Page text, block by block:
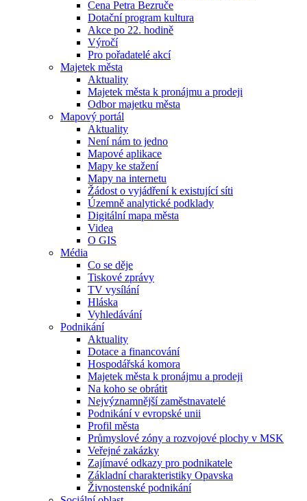
Cena Petra Bezruče
Dotační program kultura
Akce po 22. hodině
Výročí
Pro pořadatelé akcí
Majetek města
Aktuality
Majetek města k pronájmu a prodeji
Odbor majetku města
Mapový portál
Aktuality
Není nám to jedno
Mapové aplikace
Mapy ke stažení
Mapy na internetu
Žádost o vyjádření k existující síti
Územně analytické podklady
Digitální mapa města
Videa
O GIS
Média
Co se děje
Tiskové zprávy
TV vysílání
Hláska
Vyhledávání
Podnikání
Aktuality
Dotace a financování
Hospodářská komora
Majetek města k pronájmu a prodeji
Na koho se obrátit
Nejvýznamnější zaměstnavatelé
Podnikání v evropské unii
Profil města
Průmyslové zóny a rozvojové plochy v MSK
Veřejné zakázky
Zajímavé odkazy pro podnikatele
Základní charakteristiky Opavska
Živnostenské podnikání